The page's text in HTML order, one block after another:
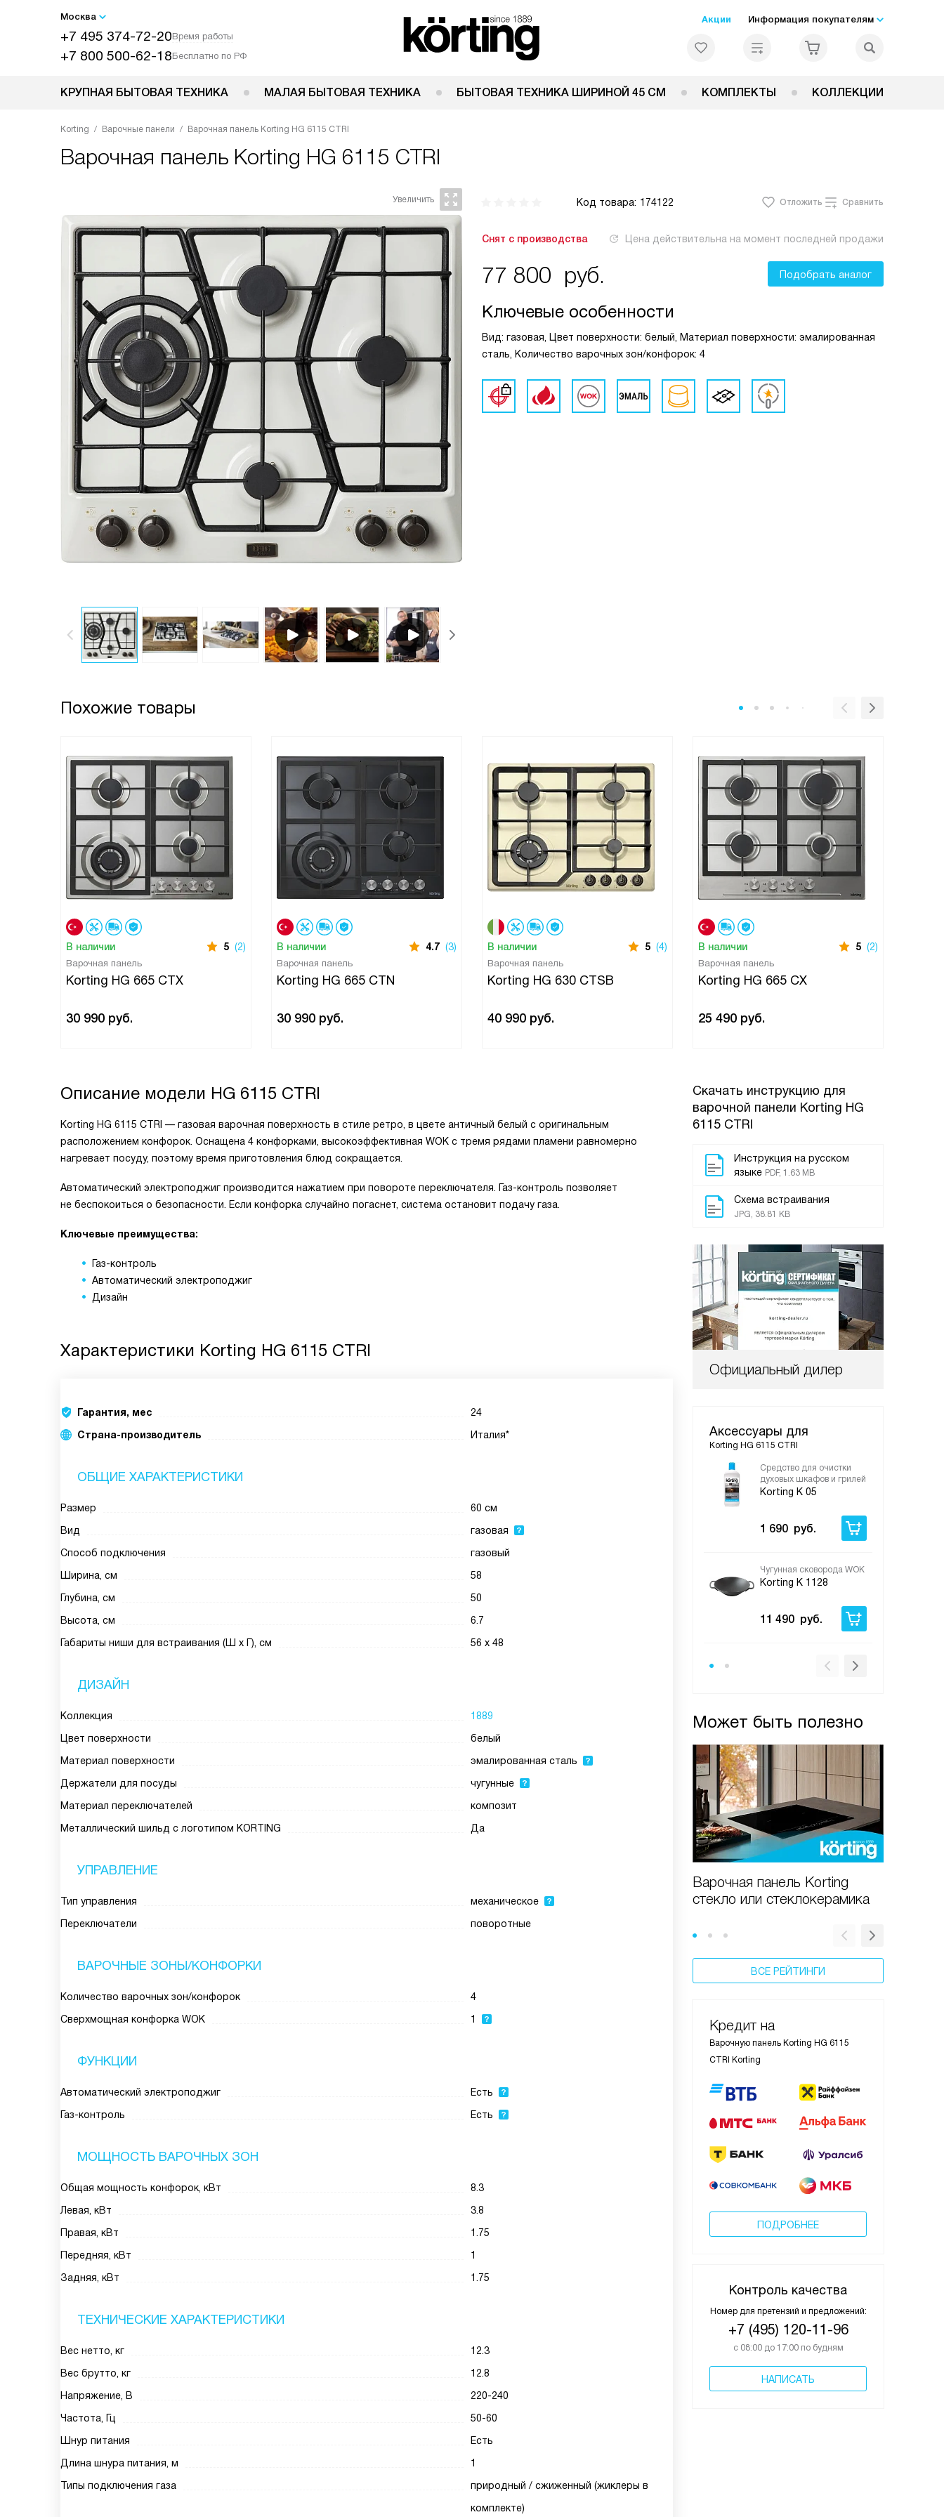
Москва
+7 495 374-72-20Время работы
+7 800 500-62-18Бесплатно по РФ
Акции Информация покупателям
КРУПНАЯ БЫТОВАЯ ТЕХНИКА МАЛАЯ БЫТОВАЯ ТЕХНИКА БЫТОВАЯ ТЕХНИКА ШИРИНОЙ 45 СМ КОМПЛЕКТЫ КОЛЛЕКЦИИ
Korting Варочные панели Варочная панель Korting HG 6115 CTRI
Варочная панель Korting HG 6115 CTRI
Код товара: 174122 Отложить Сравнить
Снят с производства Цена действительна на момент последней продажи
77 800 руб. Подобрать аналог
Ключевые особенности
Вид: газовая, Цвет поверхности: белый, Материал поверхности: эмалированная
сталь, Количество варочных зон/конфорок: 4
Похожие товары
В наличии 5 (2)
Варочная панель
Korting HG 665 CTX
30 990 руб.
В наличии 4.7 (3)
Варочная панель
Korting HG 665 CTN
30 990 руб.
В наличии 5 (4)
Варочная панель
Korting HG 630 CTSB
40 990 руб.
В наличии 5 (2)
Варочная панель
Korting HG 665 CX
25 490 руб.
Скачать инструкцию для
варочной панели Korting HG
6115 CTRI
Инструкция на русском
языке PDF, 1.63 MB
Схема встраивания
JPG, 38.81 KB
Официальный дилер
Аксессуары для
Korting HG 6115 CTRI
Средство для очистки
духовых шкафов и грилей
Korting K 05
1 690 руб.
Чугунная сковорода WOK
Korting K 1128
11 490 руб.
Может быть полезно
Варочная панель Korting
стекло или стеклокерамика
ВСЕ РЕЙТИНГИ
Кредит на
Варочную панель Korting HG 6115
CTRI Korting
ПОДРОБНЕЕ
Контроль качества
Номер для претензий и предложений:
+7 (495) 120-11-96
с 08:00 до 17:00 по будням
НАПИСАТЬ
Описание модели HG 6115 CTRI
Korting HG 6115 CTRI — газовая варочная поверхность в стиле ретро, в цвете античный белый с оригинальным
расположением конфорок. Оснащена 4 конфорками, высокоэффективная WOK c тремя рядами пламени равномерно
нагревает посуду, поэтому время приготовления блюд сокращается.
Автоматический электроподжиг производится нажатием при повороте переключателя. Газ-контроль позволяет
не беспокоиться о безопасности. Если конфорка случайно погаснет, система остановит подачу газа.
Ключевые преимущества:
Газ-контроль
Автоматический электроподжиг
Дизайн
Характеристики Korting HG 6115 CTRI
Гарантия, мес
24
Страна-производитель
Италия*
ОБЩИЕ ХАРАКТЕРИСТИКИ
Размер
60 см
Вид
газовая
Способ подключения
газовый
Ширина, см
58
Глубина, см
50
Высота, см
6.7
Габариты ниши для встраивания (Ш х Г), см
56 х 48
ДИЗАЙН
Коллекция
1889
Цвет поверхности
белый
Материал поверхности
эмалированная сталь
Держатели для посуды
чугунные
Материал переключателей
композит
Металлический шильд с логотипом KORTING
Да
УПРАВЛЕНИЕ
Тип управления
механическое
Переключатели
поворотные
ВАРОЧНЫЕ ЗОНЫ/КОНФОРКИ
Количество варочных зон/конфорок
4
Сверхмощная конфорка WOK
1
ФУНКЦИИ
Автоматический электроподжиг
Есть
Газ-контроль
Есть
МОЩНОСТЬ ВАРОЧНЫХ ЗОН
Общая мощность конфорок, кВт
8.3
Левая, кВт
3.8
Правая, кВт
1.75
Передняя, кВт
1
Задняя, кВт
1.75
ТЕХНИЧЕСКИЕ ХАРАКТЕРИСТИКИ
Вес нетто, кг
12.3
Вес брутто, кг
12.8
Напряжение, В
220-240
Частота, Гц
50-60
Шнур питания
Есть
Длина шнура питания, м
1
Типы подключения газа
природный / сжиженный (жиклеры в
комплекте)